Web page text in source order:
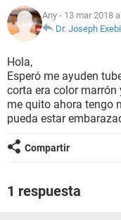
NUTRICIÓN
BIENESTAR
SEXUALIDAD
GLOSARIO
Any - 13 mar 2018
Dr. Joseph
Hola,
Esperó me ayuden
corta era color marrón
me quito ahora tengo
pueda estar
Compartir
1 respuesta